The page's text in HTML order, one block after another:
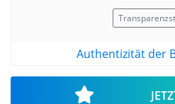
Authentizität der